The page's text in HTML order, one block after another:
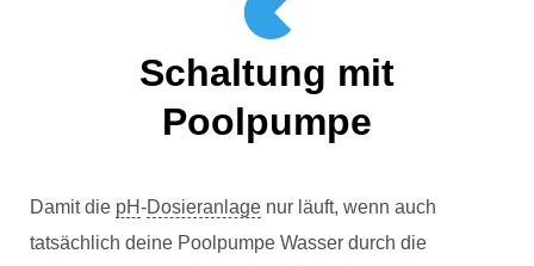
Schaltung mit
Poolpumpe
Damit die pH-Dosieranlage nur läuft, wenn auch
tatsächlich deine Poolpumpe Wasser durch die